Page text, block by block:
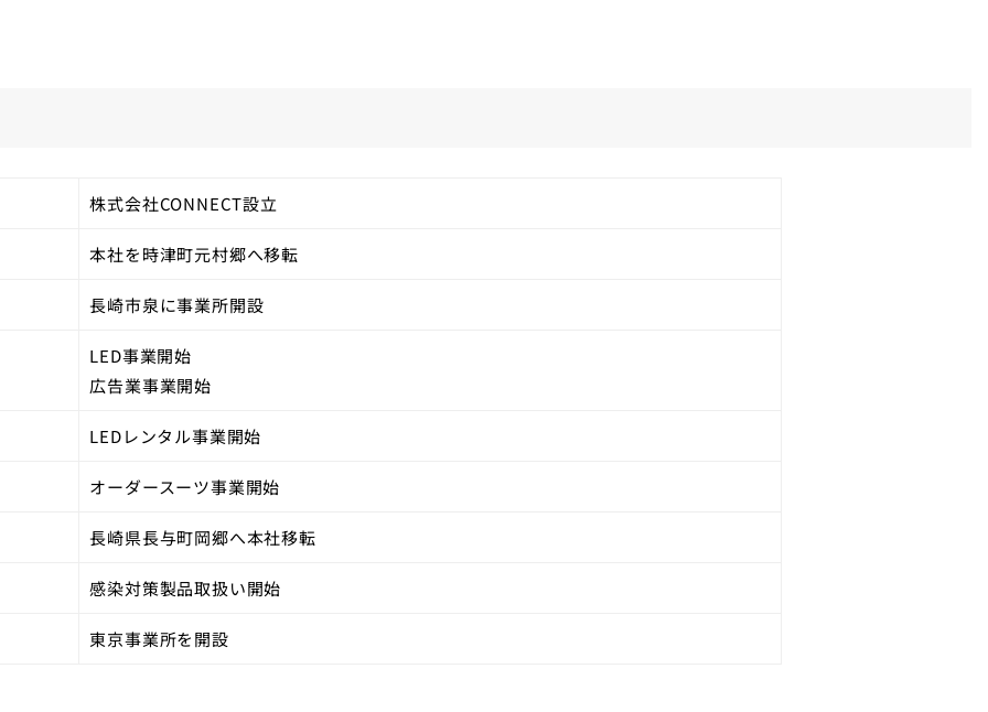
株式会社CONNECT設立
本社を時津町元村郷へ移転
長崎市泉に事業所開設
LED事業開始
広告業事業開始
LEDレンタル事業開始
オーダースーツ事業開始
長崎県長与町岡郷へ本社移転
感染対策製品取扱い開始
東京事業所を開設